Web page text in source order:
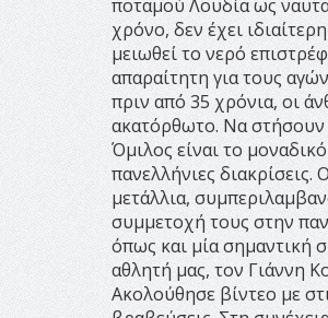
ποταμού Λουδία ως
χρόνο, δεν έχει
μειωθεί το νερό
απαραίτητη για τους
πριν από 35 χρόνια, οι
ακατόρθωτο. Να στήσουν
Όμιλος είναι το
πανελλήνιες
μετάλλια,
συμμετοχή τους στην
όπως και μία σημαντική
αθλητή μας, τον Γιάννη
Ακολούθησε βίντεο με